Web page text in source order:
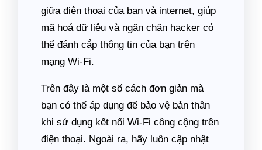
giữa điện thoại của bạn và internet, giúp
mã hoá dữ liệu và ngăn chặn hacker có
thể đánh cắp thông tin của bạn trên
mạng Wi-Fi.
Trên đây là một số cách đơn giản mà
bạn có thể áp dụng để bảo vệ bản thân
khi sử dụng kết nối Wi-Fi công cộng trên
điện thoại. Ngoài ra, hãy luôn cập nhật